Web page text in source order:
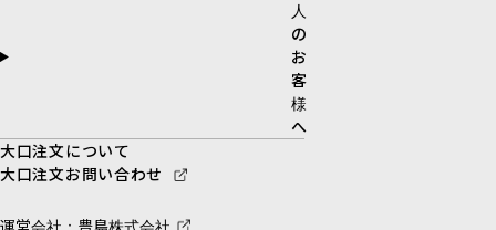
人
の
お
客
様
へ
大口注文について
大口注文お問い合わせ
運営会社：豊島株式会社